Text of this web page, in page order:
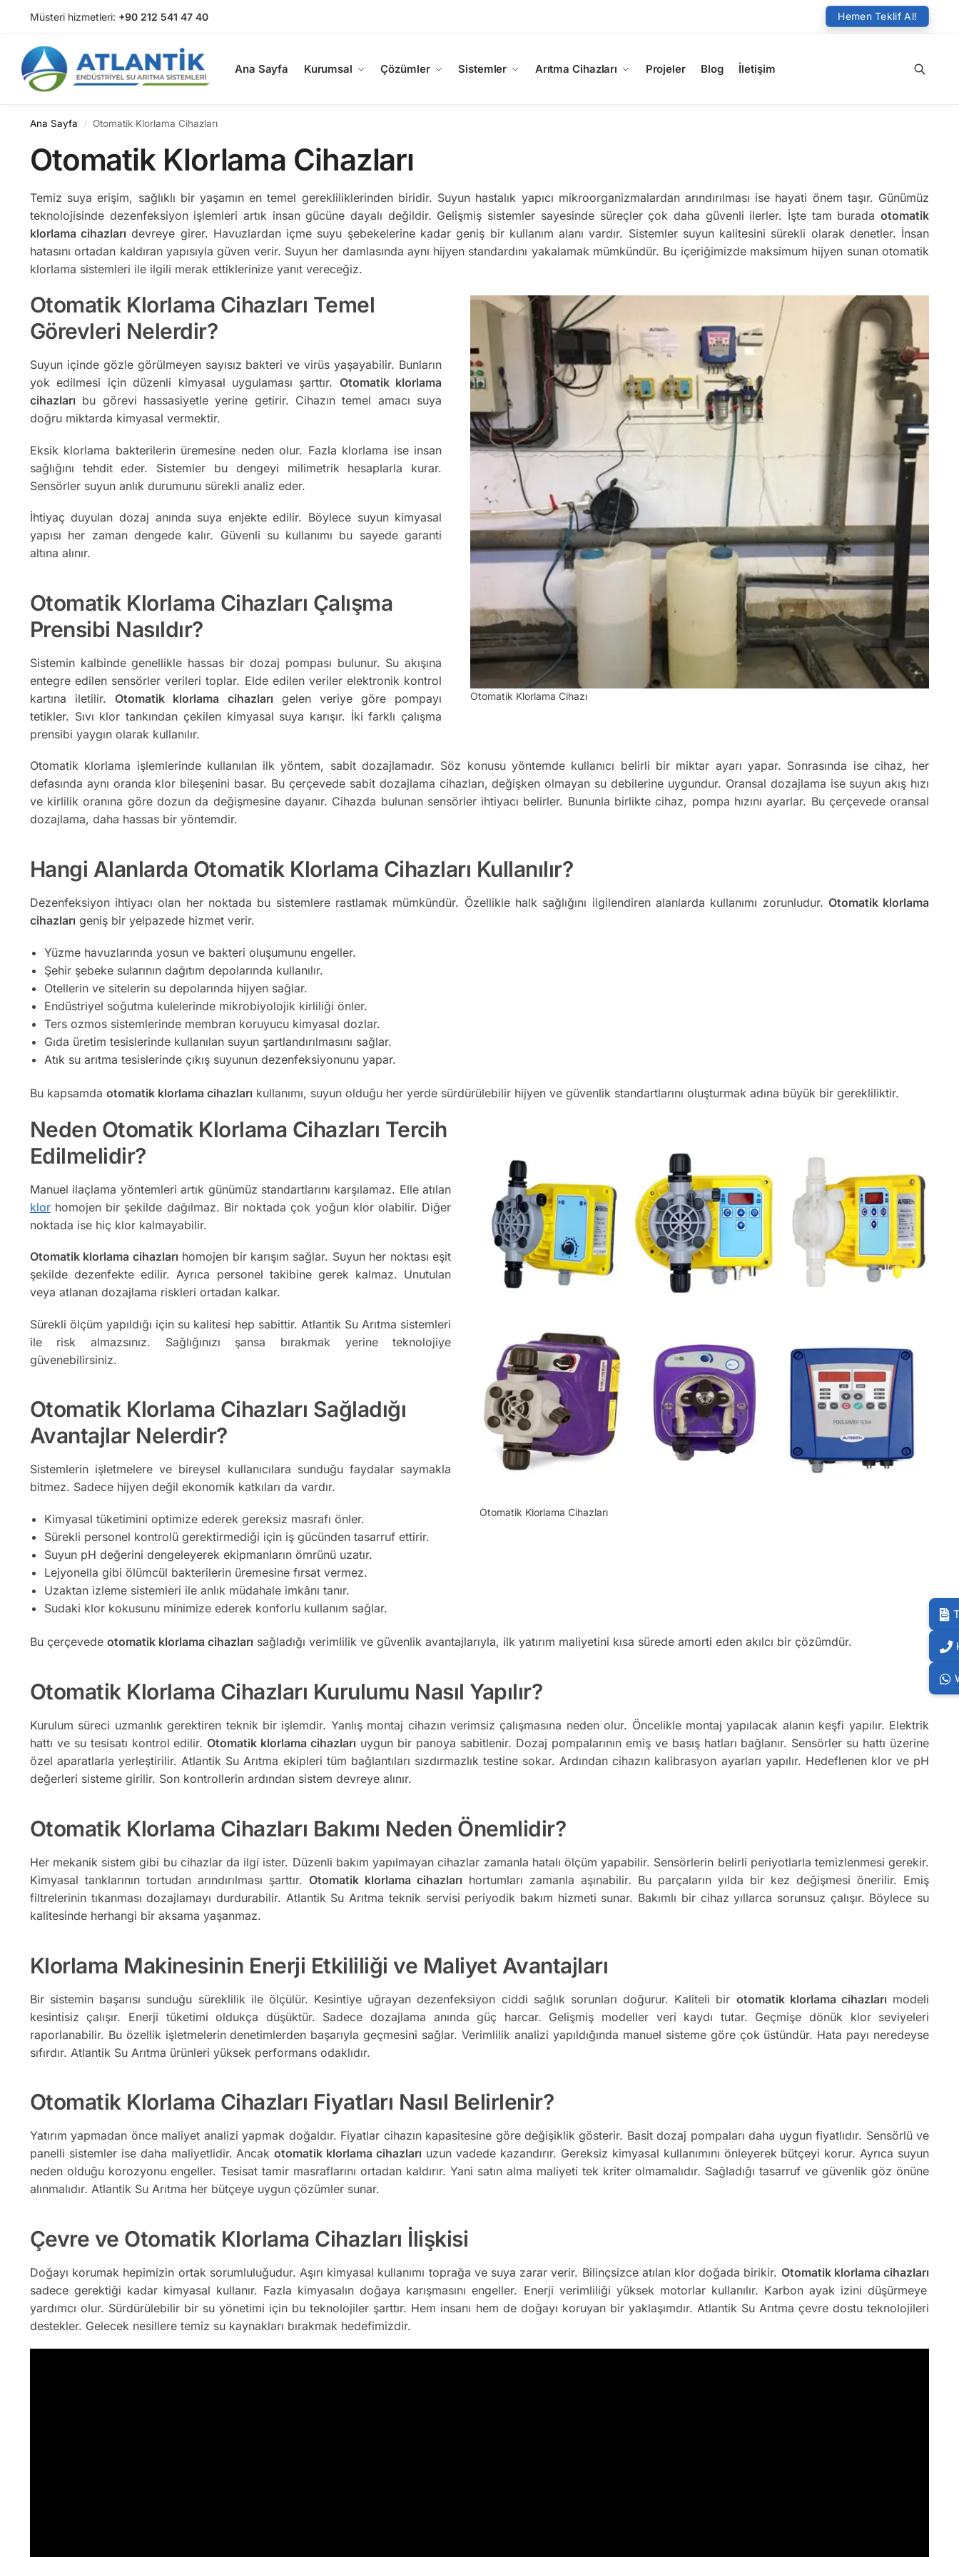
Müsteri hizmetleri: +90 212 541 47 40 Hemen Teklif Al!
Ana Sayfa Kurumsal Çözümler Sistemler Arıtma Cihazları Projeler Blog İletişim
Arama
Ara
Ana Sayfa / Otomatik Klorlama Cihazları
Otomatik Klorlama Cihazları
Temiz suya erişim, sağlıklı bir yaşamın en temel gerekliliklerinden biridir. Suyun hastalık yapıcı mikroorganizmalardan arındırılması ise hayati önem taşır. Günümüz
teknolojisinde dezenfeksiyon işlemleri artık insan gücüne dayalı değildir. Gelişmiş sistemler sayesinde süreçler çok daha güvenli ilerler. İşte tam buradaotomatik
klorlama cihazları devreye girer. Havuzlardan içme suyu şebekelerine kadar geniş bir kullanım alanı vardır. Sistemler suyun kalitesini sürekli olarak denetler. İnsan
hatasını ortadan kaldıran yapısıyla güven verir. Suyun her damlasında aynı hijyen standardını yakalamak mümkündür. Bu içeriğimizde maksimum hijyen sunan otomatik
klorlama sistemleri ile ilgili merak ettiklerinize yanıt vereceğiz.
Otomatik Klorlama Cihazı
Otomatik Klorlama Cihazları Temel
Görevleri Nelerdir?
Suyun içinde gözle görülmeyen sayısız bakteri ve virüs yaşayabilir. Bunların
yok edilmesi için düzenli kimyasal uygulaması şarttır. Otomatik klorlama
cihazları bu görevi hassasiyetle yerine getirir. Cihazın temel amacı suya
doğru miktarda kimyasal vermektir.
Eksik klorlama bakterilerin üremesine neden olur. Fazla klorlama ise insan
sağlığını tehdit eder. Sistemler bu dengeyi milimetrik hesaplarla kurar.
Sensörler suyun anlık durumunu sürekli analiz eder.
İhtiyaç duyulan dozaj anında suya enjekte edilir. Böylece suyun kimyasal
yapısı her zaman dengede kalır. Güvenli su kullanımı bu sayede garanti
altına alınır.
Otomatik Klorlama Cihazları Çalışma
Prensibi Nasıldır?
Sistemin kalbinde genellikle hassas bir dozaj pompası bulunur. Su akışına
entegre edilen sensörler verileri toplar. Elde edilen veriler elektronik kontrol
kartına iletilir.Otomatik klorlama cihazları gelen veriye göre pompayı
tetikler. Sıvı klor tankından çekilen kimyasal suya karışır. İki farklı çalışma
prensibi yaygın olarak kullanılır.
Otomatik klorlama işlemlerinde kullanılan ilk yöntem, sabit dozajlamadır. Söz konusu yöntemde kullanıcı belirli bir miktar ayarı yapar. Sonrasında ise cihaz, her
defasında aynı oranda klor bileşenini basar. Bu çerçevede sabit dozajlama cihazları, değişken olmayan su debilerine uygundur. Oransal dozajlama ise suyun akış hızı
ve kirlilik oranına göre dozun da değişmesine dayanır. Cihazda bulunan sensörler ihtiyacı belirler. Bununla birlikte cihaz, pompa hızını ayarlar. Bu çerçevede oransal
dozajlama, daha hassas bir yöntemdir.
Hangi Alanlarda Otomatik Klorlama Cihazları Kullanılır?
Dezenfeksiyon ihtiyacı olan her noktada bu sistemlere rastlamak mümkündür. Özellikle halk sağlığını ilgilendiren alanlarda kullanımı zorunludur. Otomatik klorlama
cihazları geniş bir yelpazede hizmet verir.
Yüzme havuzlarında yosun ve bakteri oluşumunu engeller.
Şehir şebeke sularının dağıtım depolarında kullanılır.
Otellerin ve sitelerin su depolarında hijyen sağlar.
Endüstriyel soğutma kulelerinde mikrobiyolojik kirliliği önler.
Ters ozmos sistemlerinde membran koruyucu kimyasal dozlar.
Gıda üretim tesislerinde kullanılan suyun şartlandırılmasını sağlar.
Atık su arıtma tesislerinde çıkış suyunun dezenfeksiyonunu yapar.
Bu kapsamda otomatik klorlama cihazları kullanımı, suyun olduğu her yerde sürdürülebilir hijyen ve güvenlik standartlarını oluşturmak adına büyük bir gerekliliktir.
Otomatik Klorlama Cihazları
Neden Otomatik Klorlama Cihazları Tercih
Edilmelidir?
Manuel ilaçlama yöntemleri artık günümüz standartlarını karşılamaz. Elle atılan
klorhomojen bir şekilde dağılmaz. Bir noktada çok yoğun klor olabilir. Diğer
noktada ise hiç klor kalmayabilir.
Otomatik klorlama cihazları homojen bir karışım sağlar. Suyun her noktası eşit
şekilde dezenfekte edilir. Ayrıca personel takibine gerek kalmaz. Unutulan
veya atlanan dozajlama riskleri ortadan kalkar.
Sürekli ölçüm yapıldığı için su kalitesi hep sabittir. Atlantik Su Arıtma sistemleri
ile risk almazsınız. Sağlığınızı şansa bırakmak yerine teknolojiye
güvenebilirsiniz.
Otomatik Klorlama Cihazları Sağladığı
Avantajlar Nelerdir?
Sistemlerin işletmelere ve bireysel kullanıcılara sunduğu faydalar saymakla
bitmez. Sadece hijyen değil ekonomik katkıları da vardır.
Kimyasal tüketimini optimize ederek gereksiz masrafı önler.
Sürekli personel kontrolü gerektirmediği için iş gücünden tasarruf ettirir.
Suyun pH değerini dengeleyerek ekipmanların ömrünü uzatır.
Lejyonella gibi ölümcül bakterilerin üremesine fırsat vermez.
Uzaktan izleme sistemleri ile anlık müdahale imkânı tanır.
Sudaki klor kokusunu minimize ederek konforlu kullanım sağlar.
Bu çerçevede otomatik klorlama cihazları sağladığı verimlilik ve güvenlik avantajlarıyla, ilk yatırım maliyetini kısa sürede amorti eden akılcı bir çözümdür.
Otomatik Klorlama Cihazları Kurulumu Nasıl Yapılır?
Kurulum süreci uzmanlık gerektiren teknik bir işlemdir. Yanlış montaj cihazın verimsiz çalışmasına neden olur. Öncelikle montaj yapılacak alanın keşfi yapılır. Elektrik
hattı ve su tesisatı kontrol edilir.Otomatik klorlama cihazları uygun bir panoya sabitlenir. Dozaj pompalarının emiş ve basış hatları bağlanır. Sensörler su hattı üzerine
özel aparatlarla yerleştirilir. Atlantik Su Arıtma ekipleri tüm bağlantıları sızdırmazlık testine sokar. Ardından cihazın kalibrasyon ayarları yapılır. Hedeflenen klor ve pH
değerleri sisteme girilir. Son kontrollerin ardından sistem devreye alınır.
Otomatik Klorlama Cihazları Bakımı Neden Önemlidir?
Her mekanik sistem gibi bu cihazlar da ilgi ister. Düzenli bakım yapılmayan cihazlar zamanla hatalı ölçüm yapabilir. Sensörlerin belirli periyotlarla temizlenmesi gerekir.
Kimyasal tanklarının tortudan arındırılması şarttır. Otomatik klorlama cihazları hortumları zamanla aşınabilir. Bu parçaların yılda bir kez değişmesi önerilir. Emiş
filtrelerinin tıkanması dozajlamayı durdurabilir. Atlantik Su Arıtma teknik servisi periyodik bakım hizmeti sunar. Bakımlı bir cihaz yıllarca sorunsuz çalışır. Böylece su
kalitesinde herhangi bir aksama yaşanmaz.
Klorlama Makinesinin Enerji Etkililiği ve Maliyet Avantajları
Bir sistemin başarısı sunduğu süreklilik ile ölçülür. Kesintiye uğrayan dezenfeksiyon ciddi sağlık sorunları doğurur. Kaliteli bir otomatik klorlama cihazları modeli
kesintisiz çalışır. Enerji tüketimi oldukça düşüktür. Sadece dozajlama anında güç harcar. Gelişmiş modeller veri kaydı tutar. Geçmişe dönük klor seviyeleri
raporlanabilir. Bu özellik işletmelerin denetimlerden başarıyla geçmesini sağlar. Verimlilik analizi yapıldığında manuel sisteme göre çok üstündür. Hata payı neredeyse
sıfırdır. Atlantik Su Arıtma ürünleri yüksek performans odaklıdır.
Otomatik Klorlama Cihazları Fiyatları Nasıl Belirlenir?
Yatırım yapmadan önce maliyet analizi yapmak doğaldır. Fiyatlar cihazın kapasitesine göre değişiklik gösterir. Basit dozaj pompaları daha uygun fiyatlıdır. Sensörlü ve
panelli sistemler ise daha maliyetlidir. Ancakotomatik klorlama cihazları uzun vadede kazandırır. Gereksiz kimyasal kullanımını önleyerek bütçeyi korur. Ayrıca suyun
neden olduğu korozyonu engeller. Tesisat tamir masraflarını ortadan kaldırır. Yani satın alma maliyeti tek kriter olmamalıdır. Sağladığı tasarruf ve güvenlik göz önüne
alınmalıdır. Atlantik Su Arıtma her bütçeye uygun çözümler sunar.
Çevre ve Otomatik Klorlama Cihazları İlişkisi
Doğayı korumak hepimizin ortak sorumluluğudur. Aşırı kimyasal kullanımı toprağa ve suya zarar verir. Bilinçsizce atılan klor doğada birikir. Otomatik klorlama cihazları
sadece gerektiği kadar kimyasal kullanır. Fazla kimyasalın doğaya karışmasını engeller. Enerji verimliliği yüksek motorlar kullanılır. Karbon ayak izini düşürmeye
yardımcı olur. Sürdürülebilir bir su yönetimi için bu teknolojiler şarttır. Hem insanı hem de doğayı koruyan bir yaklaşımdır. Atlantik Su Arıtma çevre dostu teknolojileri
destekler. Gelecek nesillere temiz su kaynakları bırakmak hedefimizdir.